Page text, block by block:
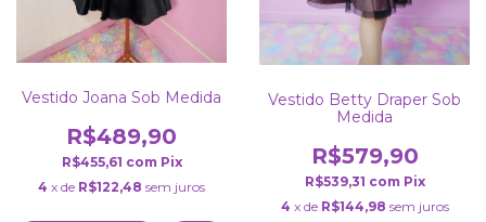
Vestido Joana Sob Medida
R$489,90
R$455,61 com Pix
4 x de R$122,48 sem juros
Vestido Betty Draper Sob
Medida
R$579,90
R$539,31 com Pix
4 x de R$144,98 sem juros